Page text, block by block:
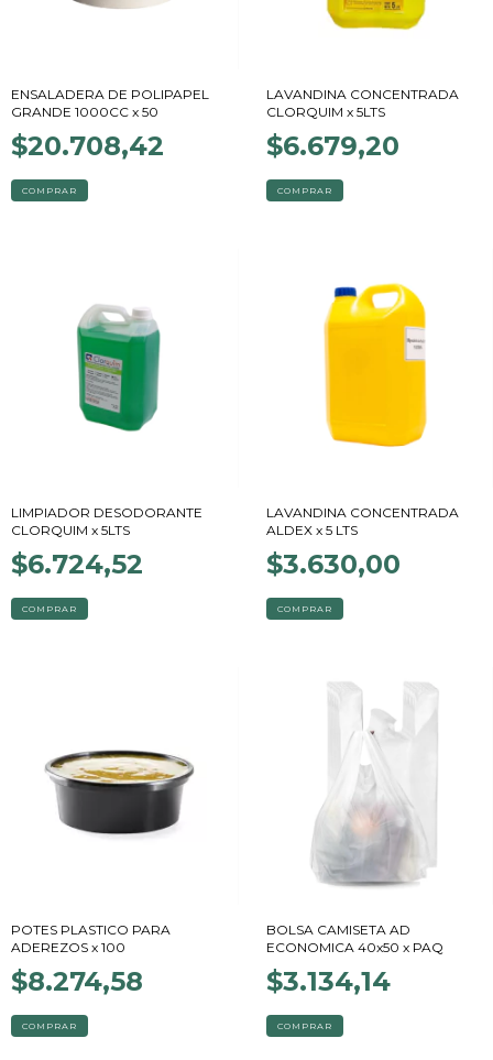
ENSALADERA DE POLIPAPEL
GRANDE 1000CC x 50
$20.708,42
COMPRAR
LAVANDINA CONCENTRADA
CLORQUIM x 5LTS
$6.679,20
LIMPIADOR DESODORANTE
CLORQUIM x 5LTS
$6.724,52
LAVANDINA CONCENTRADA
ALDEX x 5 LTS
$3.630,00
POTES PLASTICO PARA
ADEREZOS x 100
$8.274,58
COMPRAR
BOLSA CAMISETA AD
ECONOMICA 40x50 x PAQ
$3.134,14